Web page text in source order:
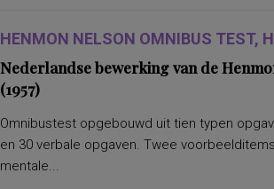
HENMON NELSON OMNIBUS TEST,
Nederlandse bewerking van de
(1957)
Omnibustest opgebouwd uit tien typen
en 30 verbale opgaven. Twee
mentale...